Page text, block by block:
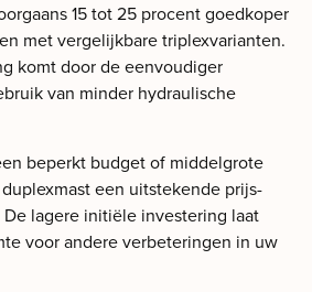
15 tot 25 procent goedkoper
met vergelijkbare triplexvarianten.
komt door de eenvoudiger
van minder hydraulische
beperkt budget of middelgrote
een uitstekende prijs-
lagere initiële investering laat
voor andere verbeteringen in uw